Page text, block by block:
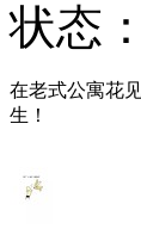
状态：
在老式公寓花
生！